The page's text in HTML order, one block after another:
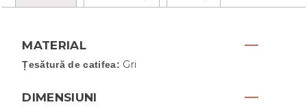
MATERIAL
Țesătură de catifea: Gri
DIMENSIUNI